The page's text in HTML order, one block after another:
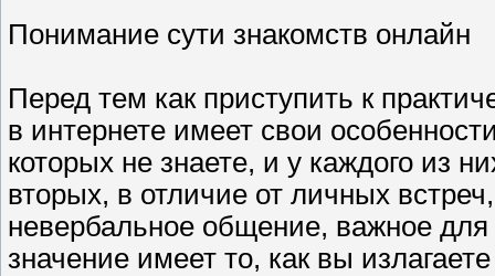
Понимание сути знакомств онлайн
Перед тем как приступить к
в интернете имеет свои
которых не знаете, и у каждого из
вторых, в отличие от личных
невербальное общение, важное
значение имеет то, как вы